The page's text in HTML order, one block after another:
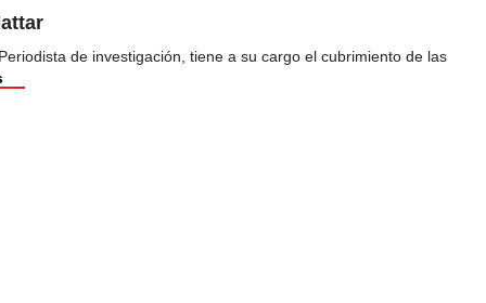
de investigación, tiene a su cargo el cubrimiento de las